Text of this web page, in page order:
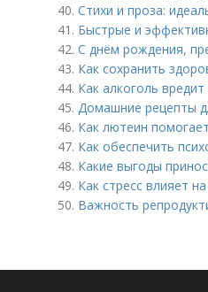
40. Стихи и проза:
41. Быстрые и
42. С днём рождения,
43. Как сохранить
44. Как алкоголь
45. Домашние рецепты
46. Как лютеин
47. Как обеспечить
48. Какие выгоды
49. Как стресс влияет
50. Важность